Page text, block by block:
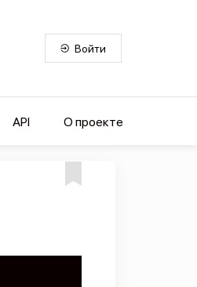
Войти
API О проекте